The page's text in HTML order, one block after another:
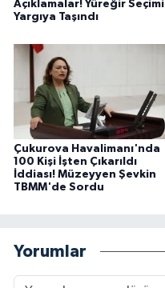
Açıklamalar! Yüreğir Seçimi
Yargıya Taşındı
Çukurova Havalimanı'nda
100 Kişi İşten Çıkarıldı
İddiası! Müzeyyen Şevkin
TBMM'de Sordu
Yorumlar